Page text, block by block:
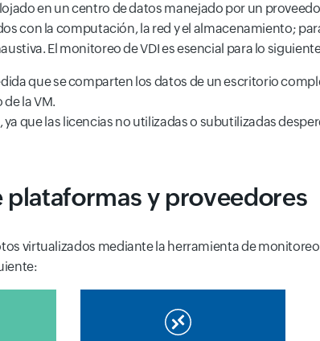
en un centro de datos manejado por un
con la computación, la red y el almacenamiento;
El monitoreo de VDI es esencial para lo
que se comparten los datos de un escritorio
la VM.
que las licencias no utilizadas o subutilizadas
y proveedores
virtualizados mediante la herramienta de monitoreo